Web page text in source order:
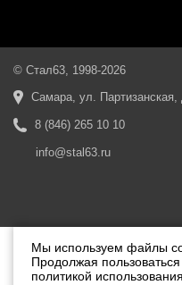
© Стал63, 1998-2026
Самара, ул. Партизанская,
8 (846) 265 10 10
info@stal63.ru
Мы используем файлы
Продолжая
политикой